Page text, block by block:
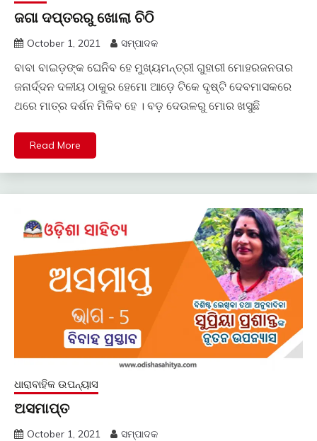
ଜଗା ଦପ୍ତରରୁ ଖୋଲା ଚିଠି
October 1, 2021 ସମ୍ପାଦକ
ବାବା ବାଇଡ଼ଙ୍କ ଘେନିବ ହେ ମୁଖ୍ୟମନ୍ତ୍ରୀ ଗୁହାରୀ ମୋହରଜନତାର
ଜନାର୍ଦ୍ଦନ ଦଳୀୟ ଠାକୁର ହେମୋ ଆଡ଼େ ଟିକେ ଦୃଷ୍ଟି ଦେବମାସକରେ
ଥରେ ମାତ୍ର ଦର୍ଶନ ମିଳିବ ହେ । ବଡ଼ ଦେଉଳରୁ ମୋର ଖସୁଛି
Read More
ଧାରାବାହିକ ଉପନ୍ୟାସ
ଅସମାପ୍ତ
October 1, 2021 ସମ୍ପାଦକ